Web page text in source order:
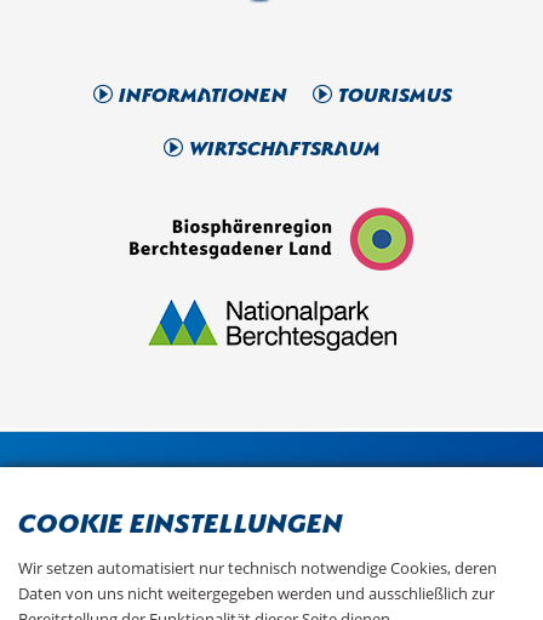
Informationen
Tourismus
Wirtschaftsraum
Cookie Einstellungen
Wir setzen automatisiert nur technisch notwendige Cookies, deren
Daten von uns nicht weitergegeben werden und ausschließlich zur